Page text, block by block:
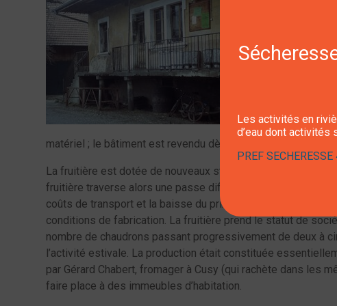
moitié des
La société
fruitière, Louis
coopérative
société
d'un bâtiment
matériel ; le bâtiment est revendu dès 1906 à Etienne Guers.
La fruitière est dotée de nouveaux statuts en 1932.
fruitière traverse alors une passe difficile, de nombreux
coûts de transport et la baisse du prix d'achat du lait par la
conditions de fabrication. La fruitière prend le statut de
nombre de chaudrons passant progressivement de deux à
l’activité estivale. La production était constituée
par Gérard Chabert, fromager à Cusy (qui rachète dans
faire place à des immeubles d’habitation.
Les activités en
d’eau dont
PREF